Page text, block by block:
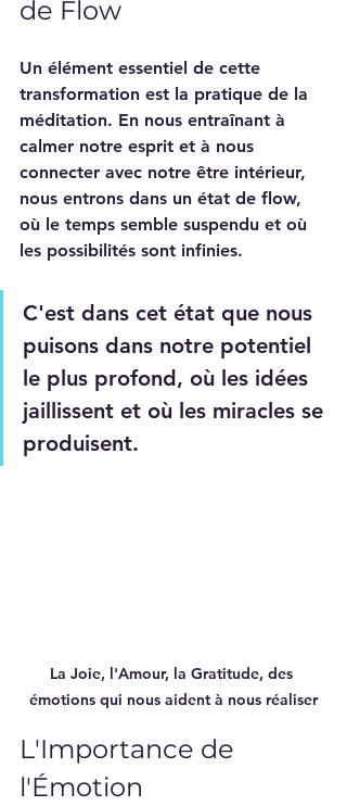
de Flow
Un élément essentiel de cette
transformation est la pratique de la
méditation. En nous entraînant à
calmer notre esprit et à nous
connecter avec notre être intérieur,
nous entrons dans un état de flow,
où le temps semble suspendu et où
les possibilités sont infinies.
C'est dans cet état que nous
puisons dans notre potentiel
le plus profond, où les idées
jaillissent et où les miracles se
produisent.
La Joie, l'Amour, la Gratitude, des
émotions qui nous aident à nous réaliser
L'Importance de
l'Émotion